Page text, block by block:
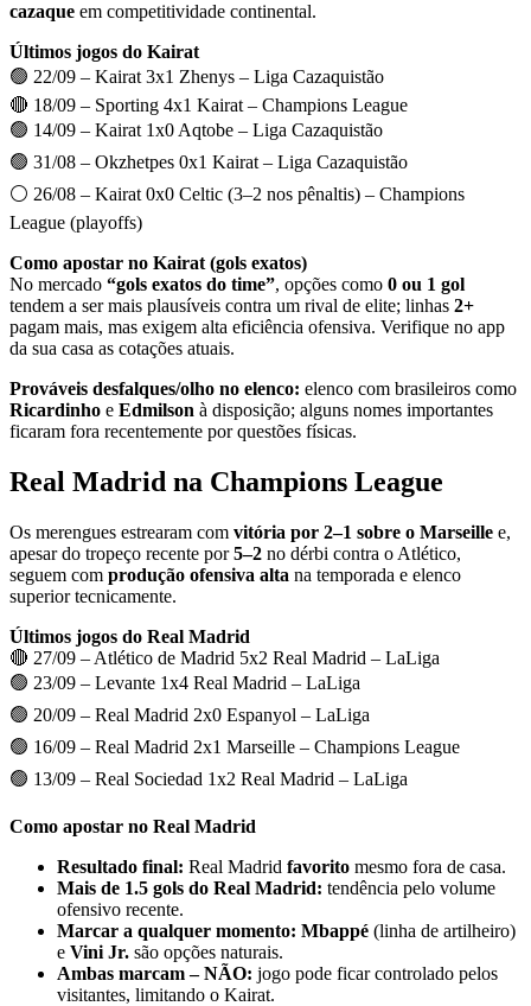
cazaque em competitividade continental.
Últimos jogos do Kairat
🟢 22/09 – Kairat 3x1 Zhenys – Liga Cazaquistão
🔴 18/09 – Sporting 4x1 Kairat – Champions League
🟢 14/09 – Kairat 1x0 Aqtobe – Liga Cazaquistão
🟢 31/08 – Okzhetpes 0x1 Kairat – Liga Cazaquistão
⚪ 26/08 – Kairat 0x0 Celtic (3–2 nos pênaltis) – Champions
League (playoffs)
Como apostar no Kairat (gols exatos)
No mercado “gols exatos do time”, opções como 0 ou 1 gol
tendem a ser mais plausíveis contra um rival de elite; linhas 2+
pagam mais, mas exigem alta eficiência ofensiva. Verifique no app
da sua casa as cotações atuais.
Prováveis desfalques/olho no elenco: elenco com brasileiros como
Ricardinho e Edmilson à disposição; alguns nomes importantes
ficaram fora recentemente por questões físicas.
Real Madrid na Champions League
Os merengues estrearam com vitória por 2–1 sobre o Marseille e,
apesar do tropeço recente por5–2 no dérbi contra o Atlético,
seguem com produção ofensiva alta na temporada e elenco
superior tecnicamente.
Últimos jogos do Real Madrid
🔴 27/09 – Atlético de Madrid 5x2 Real Madrid – LaLiga
🟢 23/09 – Levante 1x4 Real Madrid – LaLiga
🟢 20/09 – Real Madrid 2x0 Espanyol – LaLiga
🟢 16/09 – Real Madrid 2x1 Marseille – Champions League
🟢 13/09 – Real Sociedad 1x2 Real Madrid – LaLiga
Como apostar no Real Madrid
Resultado final: Real Madrid favorito mesmo fora de casa.
Mais de 1.5 gols do Real Madrid: tendência pelo volume
ofensivo recente.
Marcar a qualquer momento: Mbappé (linha de artilheiro)
e Vini Jr. são opções naturais.
Ambas marcam – NÃO: jogo pode ficar controlado pelos
visitantes, limitando o Kairat.